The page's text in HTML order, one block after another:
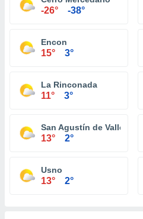
-26° -38°
Encon
15° 3°
La Rinconada
11° 3°
San Agustín de Valle Fertíl
13° 2°
Usno
13° 2°